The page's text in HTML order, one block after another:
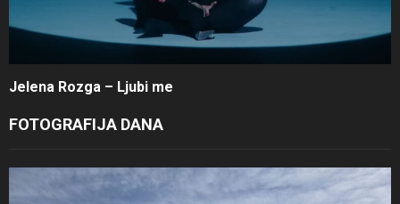
Jelena Rozga – Ljubi me
FOTOGRAFIJA DANA